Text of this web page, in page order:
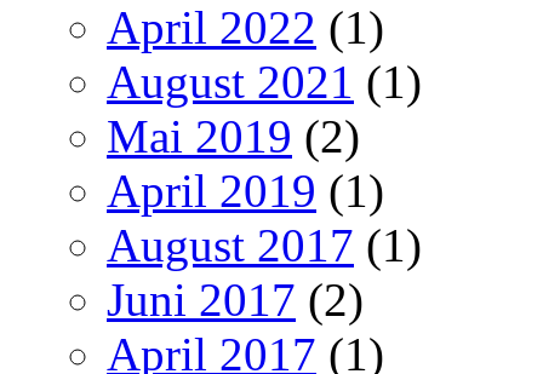
April 2022 (1)
August 2021 (1)
Mai 2019 (2)
April 2019 (1)
August 2017 (1)
Juni 2017 (2)
April 2017 (1)